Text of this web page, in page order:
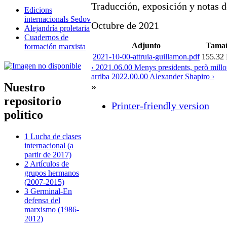
Edicions
internacionals Sedov
Alejandría proletaria
Cuadernos de
formación marxista
Nuestro
repositorio
político
1 Lucha de clases
internacional (a
partir de 2017)
2 Artículos de
grupos hermanos
(2007-2015)
3 Germinal-En
defensa del
marxismo (1986-
2012)
Traducción, exposición y notas
Octubre de 2021
Adjunto
2021-10-00-attruia-guillamon.pdf 155.32
‹ 2021.06.00 Menys presidents, però
arriba 2022.00.00 Alexander Shapiro ›
»
Printer-friendly version